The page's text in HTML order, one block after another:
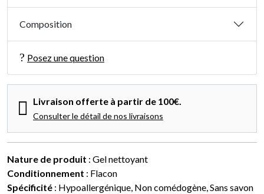
Composition
Posez une question
Livraison offerte à partir de 100€.
Consulter le détail de nos livraisons
Nature de produit : Gel nettoyant
Conditionnement : Flacon
Spécificité : Hypoallergénique, Non comédogène, Sans savon